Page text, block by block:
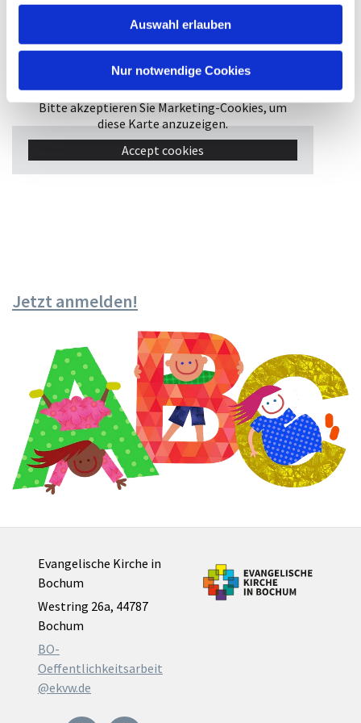
Auswahl erlauben
Nur notwendige Cookies
Bitte akzeptieren Sie Marketing-Cookies, um
diese Karte anzuzeigen.
Accept cookies
Jetzt anmelden!
Evangelische Kirche in
Bochum
Westring 26a, 44787
Bochum
BO-
Oeffentlichkeitsarbeit
@ekvw.de